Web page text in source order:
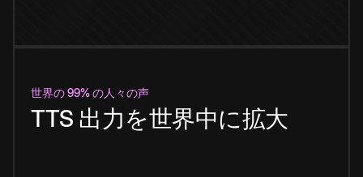
世界の 99% の人々の声
TTS 出力を世界中に拡大